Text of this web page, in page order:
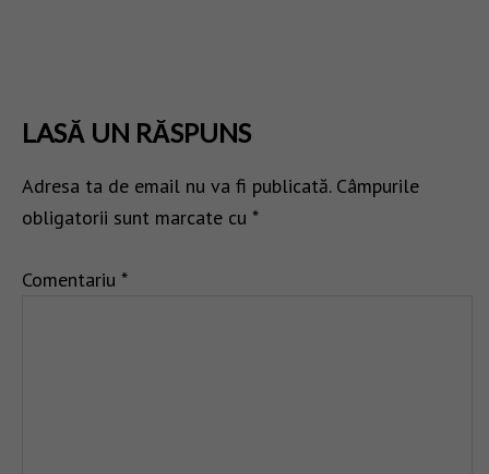
LASĂ UN RĂSPUNS
Adresa ta de email nu va fi publicată. Câmpurile
obligatorii sunt marcate cu *
Comentariu *